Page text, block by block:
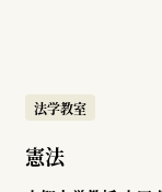
法学教室
憲法